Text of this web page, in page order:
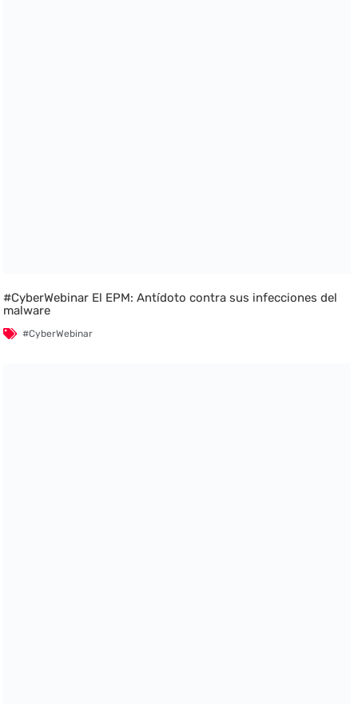
#CyberWebinar El EPM: Antídoto contra sus infecciones del
malware
#CyberWebinar